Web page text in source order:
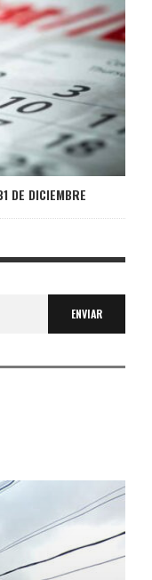
DE DICIEMBRE